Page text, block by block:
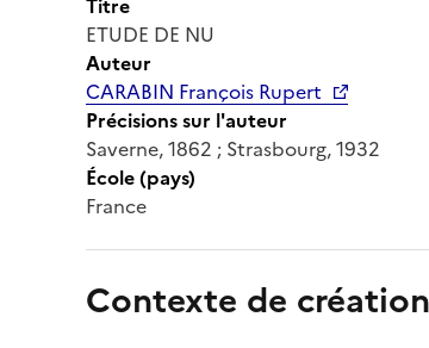
ETUDE DE NU
Auteur
CARABIN François Rupert
Précisions sur l'auteur
Saverne, 1862 ; Strasbourg, 1932
École (pays)
France
Contexte de